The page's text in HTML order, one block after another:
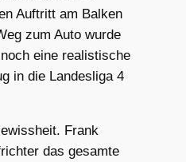
Auftritt am Balken
zum Auto wurde
eine realistische
in die Landesliga 4
Frank
das gesamte